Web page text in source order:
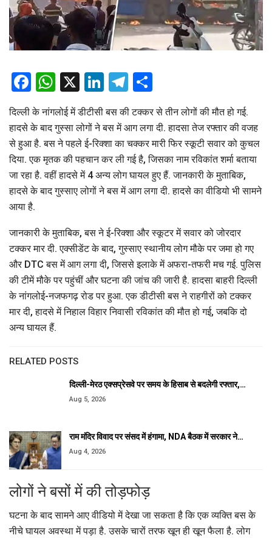
Facebook
WhatsApp
X LinkedIn
Telegram
दिल्ली के नांगलोई में डीटीसी बस की टक्कर से तीन लोगों की मौत हो गई.
हादसे के बाद गुस्सा लोगों ने बस में आग लगा दी. हादसा तेज रफ्तार की वजह
से हुआ है. बस ने पहले ई-रिक्शा का चक्कर मारी फिर स्कूटी सवार को कुचल
दिया. एक मृतक की पहचान कर ली गई है, जिसका नाम रविकांत शर्मा बताया
जा रहा है. वहीं हादसे में 4 अन्य लोग घायल हुए हैं. जानकारी के मुताबिक,
हादसे के बाद गुस्साए लोगों ने बस में आग लगा दी. हादसे का वीडियो भी सामने
आया है.
जानकारी के मुताबिक, बस ने ई-रिक्शा और स्कूटर में सवार को जोरदार
टक्कर मार दी. एक्सीडेंट के बाद, गुस्साए स्थानीय लोग मौके पर जमा हो गए
और DTC बस में आग लगा दी, जिससे इलाके में अफरा-तफरी मच गई. पुलिस
की टीमें मौके पर पहुंचीं और घटना की जांच की जारी है. हादसा बाहरी दिल्ली
के नांगलोई-नजफगढ़ रोड पर हुआ. एक डीटीसी बस ने राहगीरों को टक्कर
मार दी, हादसे में निहाल विहार निवासी रविकांत की मौत हो गई, जबकि दो
अन्य घायल हैं.
RELATED POSTS
दिल्ली-मेरठ एक्सप्रेसवे पर समय के हिसाब से बदलेगी रफ्तार,…
Aug 5, 2026
राम मंदिर विवाद पर संसद में हंगामा, NDA बैठक में सरकार ने…
Aug 4, 2026
लोगों ने बसों में की तोड़फोड़
घटना के बाद सामने आए वीडियो में देखा जा सकता है कि एक व्यक्ति बस के
नीचे घायल अवस्था में पड़ा है. उसके चारों तरफ खून ही खून फैला है. लोग